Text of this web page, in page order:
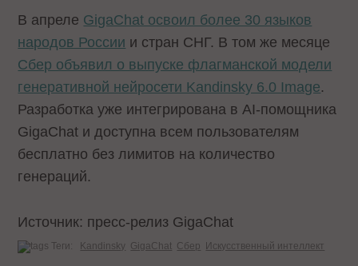
В апреле GigaChat освоил более 30 языков
народов России и стран СНГ. В том же месяце
Сбер объявил о выпуске флагманской модели
генеративной нейросети Kandinsky 6.0 Image.
Разработка уже интегрирована в AI-помощника
GigaChat и доступна всем пользователям
бесплатно без лимитов на количество
генераций.
Источник: пресс-релиз GigaChat
Теги: Kandinsky GigaChat Сбер Искусственный интеллект